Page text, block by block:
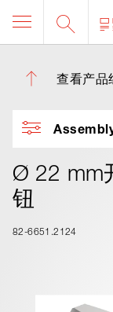
查看产品
Ø 22 mm
钮
82-6651.2124